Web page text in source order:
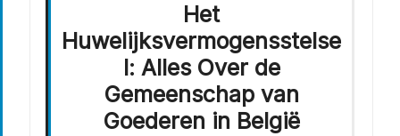
Het
Huwelijksvermogensstelse
l: Alles Over de
Gemeenschap van
Goederen in België